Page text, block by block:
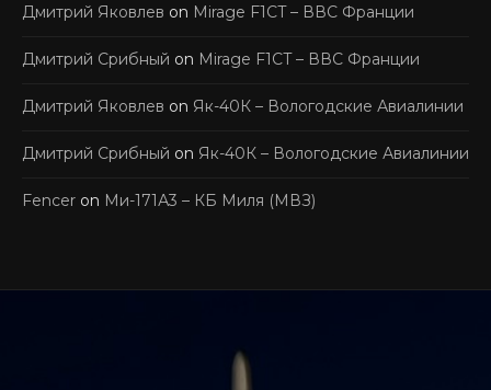
Дмитрий Яковлев on Mirage F1CT – ВВС Франции
Дмитрий Срибный on Mirage F1CT – ВВС Франции
Дмитрий Яковлев on Як-40К – Вологодские Авиалинии
Дмитрий Срибный on Як-40К – Вологодские Авиалинии
Fencer on Ми-171А3 – КБ Миля (МВЗ)